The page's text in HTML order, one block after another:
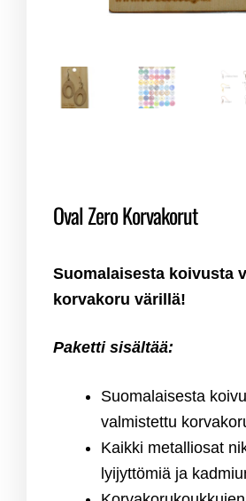
Oval Zero Korvakorut
Suomalaisesta koivusta
korvakoru värillä!
Paketti sisältää:
Suomalaisesta
valmistettu
Kaikki metalliosat
lyijyttömiä ja